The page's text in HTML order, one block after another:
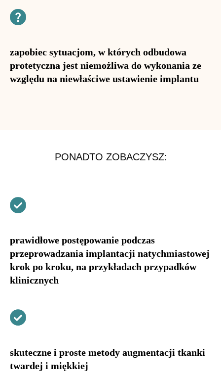
zapobiec sytuacjom, w których odbudowa
protetyczna jest niemożliwa do wykonania ze
względu na niewłaściwe ustawienie implantu
PONADTO ZOBACZYSZ:
prawidłowe postępowanie podczas
przeprowadzania implantacji natychmiastowej
krok po kroku, na przykładach przypadków
klinicznych
skuteczne i proste metody augmentacji tkanki
twardej i miękkiej